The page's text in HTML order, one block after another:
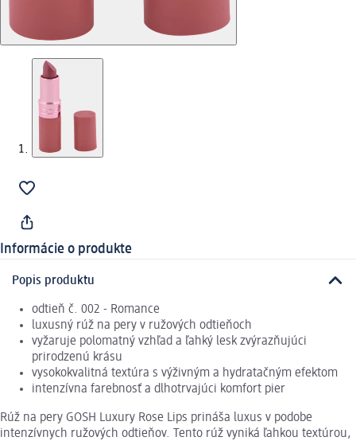
Informácie o produkte
Popis produktu
odtieň č. 002 - Romance
luxusný rúž na pery v ružových odtieňoch
vyžaruje polomatný vzhľad a ľahký lesk zvýrazňujúci
prirodzenú krásu
vysokokvalitná textúra s výživným a hydratačným efektom
intenzívna farebnosť a dlhotrvajúci komfort pier
Rúž na pery GOSH Luxury Rose Lips prináša luxus v podobe
intenzívnych ružových odtieňov. Tento rúž vyniká ľahkou textúrou,